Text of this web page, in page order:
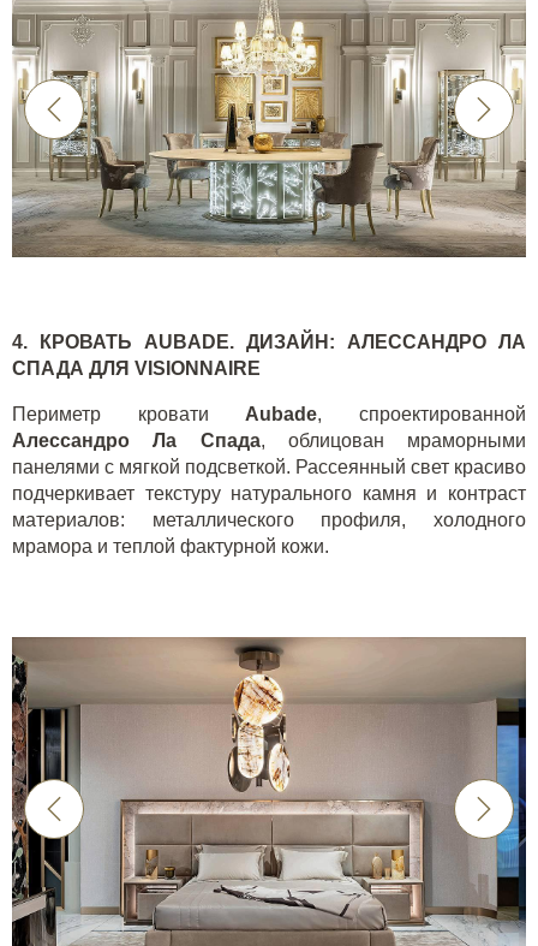
4. КРОВАТЬ AUBADE. ДИЗАЙН: АЛЕССАНДРО ЛА
СПАДА ДЛЯ VISIONNAIRE
Периметр кровати Aubade, спроектированной
Алессандро Ла Спада, облицован мраморными
панелями с мягкой подсветкой. Рассеянный свет красиво
подчеркивает текстуру натурального камня и контраст
материалов: металлического профиля, холодного
мрамора и теплой фактурной кожи.